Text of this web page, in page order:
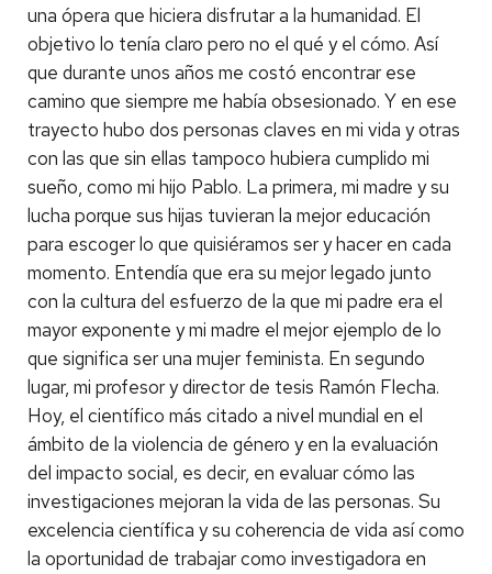
una ópera que hiciera disfrutar a la humanidad. El
objetivo lo tenía claro pero no el qué y el cómo. Así
que durante unos años me costó encontrar ese
camino que siempre me había obsesionado. Y en ese
trayecto hubo dos personas claves en mi vida y otras
con las que sin ellas tampoco hubiera cumplido mi
sueño, como mi hijo Pablo. La primera, mi madre y su
lucha porque sus hijas tuvieran la mejor educación
para escoger lo que quisiéramos ser y hacer en cada
momento. Entendía que era su mejor legado junto
con la cultura del esfuerzo de la que mi padre era el
mayor exponente y mi madre el mejor ejemplo de lo
que significa ser una mujer feminista. En segundo
lugar, mi profesor y director de tesis Ramón Flecha.
Hoy, el científico más citado a nivel mundial en el
ámbito de la violencia de género y en la evaluación
del impacto social, es decir, en evaluar cómo las
investigaciones mejoran la vida de las personas. Su
excelencia científica y su coherencia de vida así como
la oportunidad de trabajar como investigadora en